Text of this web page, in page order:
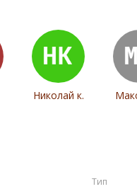
Николай к.
Тип